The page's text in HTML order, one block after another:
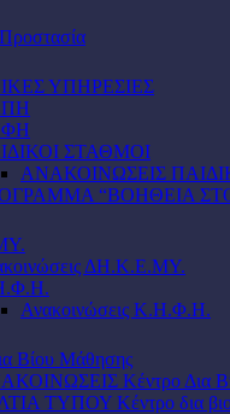
ΥΠΗΡΕΣΙΕΣ
ΣΤΑΘΜΟΙ
ΑΝΑΚΟΙΝΩΣΕΙΣ
“ΒΟΗΘΕΙΑ ΣΤΟ
ΔΗ.Κ.Ε.ΜΥ.
Ανακοινώσεις Κ.Η.Φ.Η.
Βίου Μάθησης
Κέντρο Δια
ΤΥΠΟΥ Κέντρο δια